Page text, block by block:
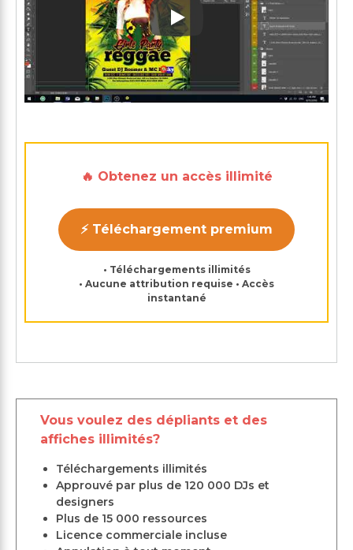
Play: Keynote (Google I/O
🔥 Obtenez un accès illimité
⚡ Téléchargement premium
• Téléchargements illimités
• Aucune attribution requise • Accès
instantané
Vous voulez des dépliants et des
affiches illimités?
Téléchargements illimités
Approuvé par plus de 120 000 DJs et
designers
Plus de 15 000 ressources
Licence commerciale incluse